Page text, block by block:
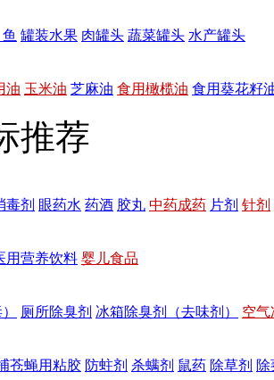
罐装水果 肉罐头 蔬菜罐头 水产罐头
油 玉米油 芝麻油 食用橄榄油 食用葵花籽
推荐
毒剂 眼药水 药酒 胶丸 中药成药 片剂 针剂
用营养饮料 婴儿食品
厕所除臭剂 冰箱除臭剂（去味剂） 空气
苍蝇用粘胶 防蛀剂 杀螨剂 鼠药 除草剂